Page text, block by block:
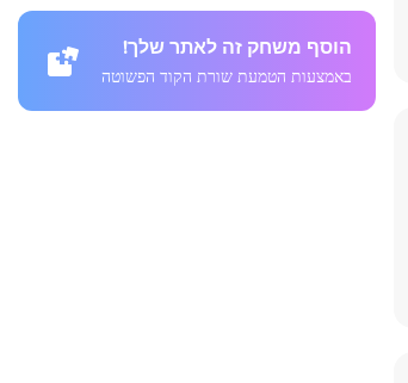
הוסף משחק זה לאתר שלך!
באמצעות הטמעת שורת הקוד הפשוטה